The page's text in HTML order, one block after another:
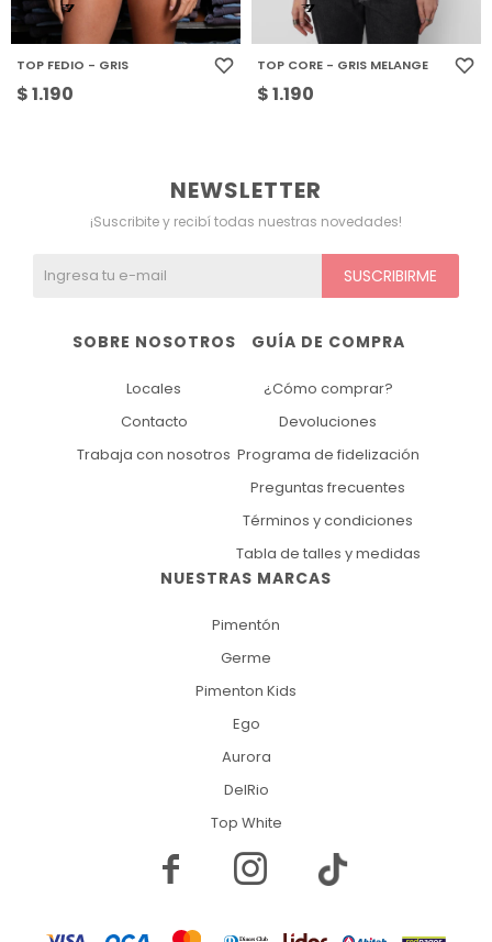
TOP FEDIO - GRIS
$1.190
TOP CORE - GRIS MELANGE
$1.190
NUESTRAS MARCAS
Pimentón
Germe
Pimenton Kids
Ego
Aurora
DelRio
Top White
GUÍA DE COMPRA
¿Cómo comprar?
Devoluciones
Programa de fidelización
Preguntas frecuentes
Términos y condiciones
Tabla de talles y medidas
SOBRE NOSOTROS
Locales
Contacto
Trabaja con nosotros
NEWSLETTER
¡Suscribite y recibí todas nuestras novedades!
SUSCRIBIRME
 